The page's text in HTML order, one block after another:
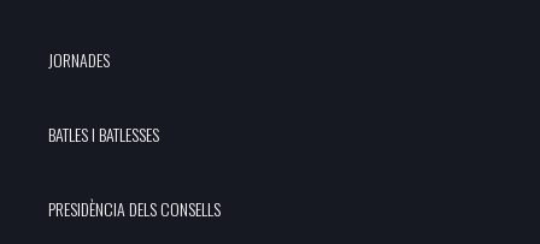
JORNADES
BATLES I BATLESSES
PRESIDÈNCIA DELS CONSELLS